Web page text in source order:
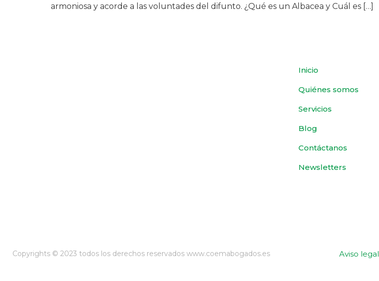
armoniosa y acorde a las voluntades del difunto. ¿Qué es un Albacea y Cuál es […]
Inicio
Quiénes somos
Servicios
Blog
Contáctanos
Newsletters
Copyrights © 2023 todos los derechos reservados www.coemabogados.es Aviso legal